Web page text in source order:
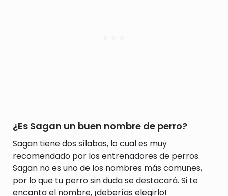
¿Es Sagan un buen nombre de perro?
Sagan tiene dos sílabas, lo cual es muy
recomendado por los entrenadores de perros.
Sagan no es uno de los nombres más comunes,
por lo que tu perro sin duda se destacará. Si te
encanta el nombre, ¡deberías elegirlo!